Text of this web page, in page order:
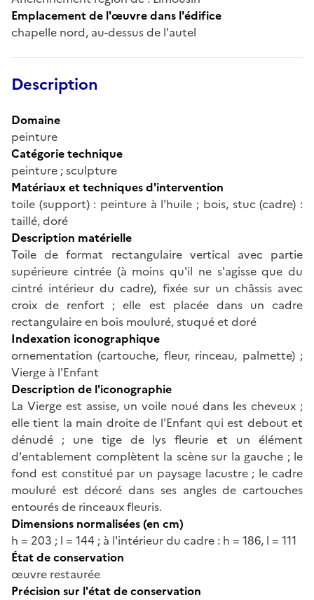
Emplacement de l'œuvre dans l'édifice
chapelle nord, au-dessus de l'autel
Description
Domaine
peinture
Catégorie technique
peinture ; sculpture
Matériaux et techniques d'intervention
toile (support) : peinture à l'huile ; bois, stuc (cadre) :
taillé, doré
Description matérielle
Toile de format rectangulaire vertical avec partie
supérieure cintrée (à moins qu'il ne s'agisse que du
cintré intérieur du cadre), fixée sur un châssis avec
croix de renfort ; elle est placée dans un cadre
rectangulaire en bois mouluré, stuqué et doré
Indexation iconographique
ornementation (cartouche, fleur, rinceau, palmette) ;
Vierge à l'Enfant
Description de l'iconographie
La Vierge est assise, un voile noué dans les cheveux ;
elle tient la main droite de l'Enfant qui est debout et
dénudé ; une tige de lys fleurie et un élément
d'entablement complètent la scène sur la gauche ; le
fond est constitué par un paysage lacustre ; le cadre
mouluré est décoré dans ses angles de cartouches
entourés de rinceaux fleuris.
Dimensions normalisées (en cm)
h = 203 ; l = 144 ; à l'intérieur du cadre : h = 186, l = 111
État de conservation
œuvre restaurée
Précision sur l'état de conservation